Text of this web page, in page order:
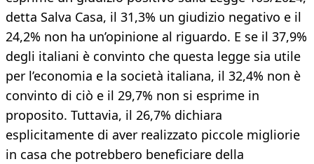
detta Salva Casa, il 31,3% un giudizio negativo e il
24,2% non ha un’opinione al riguardo. E se il 37,9%
degli italiani è convinto che questa legge sia utile
per l’economia e la società italiana, il 32,4% non è
convinto di ciò e il 29,7% non si esprime in
proposito. Tuttavia, il 26,7% dichiara
esplicitamente di aver realizzato piccole migliorie
in casa che potrebbero beneficiare della